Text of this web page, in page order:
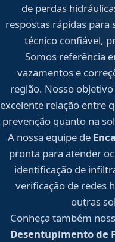
de perdas
respostas rápidas
técnico confiável,
Somos referência
vazamentos e
região. Nosso
excelente relação entre
prevenção quanto na
A nossa equipe de
pronta para atender
identificação de
verificação de redes
outras
Conheça também
Desentupimento de